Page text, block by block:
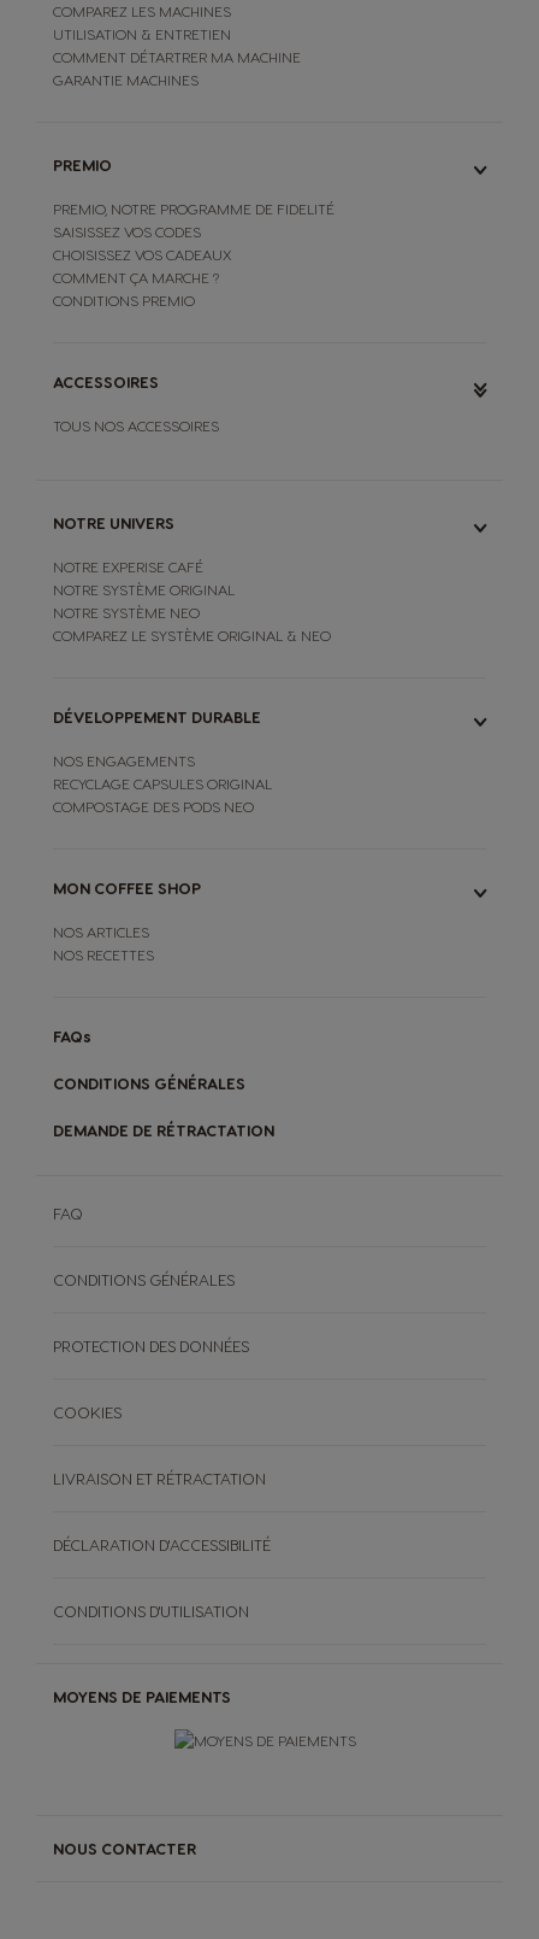
COMPAREZ LES MACHINES
UTILISATION & ENTRETIEN
COMMENT DÉTARTRER MA MACHINE
GARANTIE MACHINES
PREMIO
PREMIO, NOTRE PROGRAMME DE FIDELITÉ
SAISISSEZ VOS CODES
CHOISISSEZ VOS CADEAUX
COMMENT ÇA MARCHE ?
CONDITIONS PREMIO
ACCESSOIRES
TOUS NOS ACCESSOIRES
NOTRE UNIVERS
NOTRE EXPERISE CAFÉ
NOTRE SYSTÈME ORIGINAL
NOTRE SYSTÈME NEO
COMPAREZ LE SYSTÈME ORIGINAL & NEO
DÉVELOPPEMENT DURABLE
NOS ENGAGEMENTS
RECYCLAGE CAPSULES ORIGINAL
COMPOSTAGE DES PODS NEO
MON COFFEE SHOP
NOS ARTICLES
NOS RECETTES
FAQs
CONDITIONS GÉNÉRALES
DEMANDE DE RÉTRACTATION
MOYENS DE PAIEMENTS
NOUS CONTACTER
FAQ
CONDITIONS GÉNÉRALES
PROTECTION DES DONNÉES
COOKIES
LIVRAISON ET RÉTRACTATION
DÉCLARATION D'ACCESSIBILITÉ
CONDITIONS D'UTILISATION